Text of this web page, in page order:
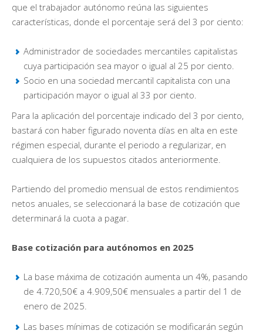
que el trabajador autónomo reúna las siguientes
características, donde el porcentaje será del 3 por ciento:
Administrador de sociedades mercantiles capitalistas
cuya participación sea mayor o igual al 25 por ciento.
Socio en una sociedad mercantil capitalista con una
participación mayor o igual al 33 por ciento.
Para la aplicación del porcentaje indicado del 3 por ciento,
bastará con haber figurado noventa días en alta en este
régimen especial, durante el periodo a regularizar, en
cualquiera de los supuestos citados anteriormente.
Partiendo del promedio mensual de estos rendimientos
netos anuales, se seleccionará la base de cotización que
determinará la cuota a pagar.
Base cotización para autónomos en 2025
La base máxima de cotización aumenta un 4%, pasando
de 4.720,50€ a 4.909,50€ mensuales a partir del 1 de
enero de 2025.
Las bases mínimas de cotización se modificarán según